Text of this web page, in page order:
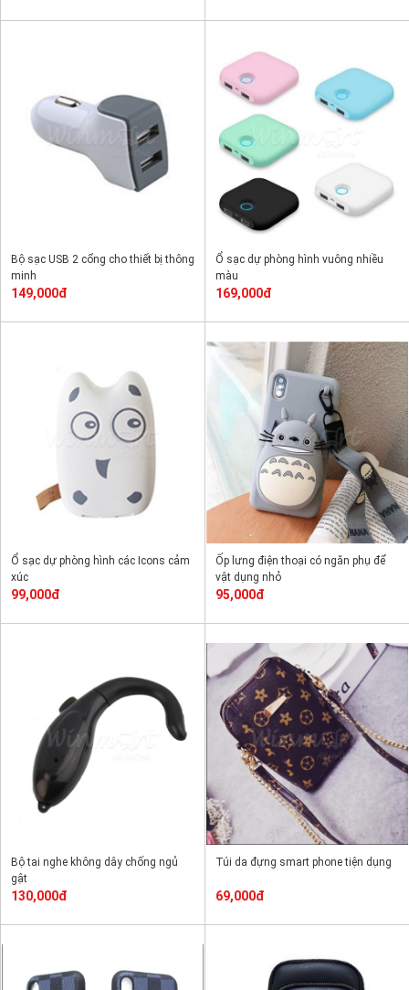
Bộ sạc USB 2 cổng cho thiết bị thông
minh
149,000đ
Ổ sạc dự phòng hình vuông nhiều
màu
169,000đ
Ổ sạc dự phòng hình các Icons cảm
xúc
99,000đ
Ốp lưng điện thoại có ngăn phụ để
vật dụng nhỏ
95,000đ
Bộ tai nghe không dây chống ngủ
gật
130,000đ
Túi da đựng smart phone tiện dụng
69,000đ